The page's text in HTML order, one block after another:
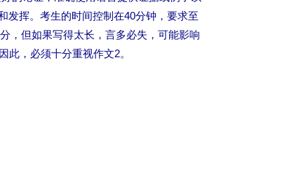
发挥。考生的时间控制在40分钟，要求至
，但如果写得太长，言多必失，可能影响
此，必须十分重视作文2。